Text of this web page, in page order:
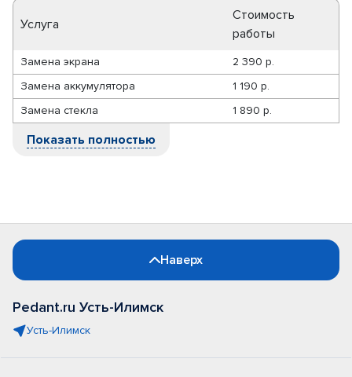
Услуга
Стоимость
работы
Замена экрана
2 390 р.
Замена аккумулятора
1 190 р.
Замена стекла
1 890 р.
Показать полностью
Наверх
Pedant.ru Усть-Илимск
Усть-Илимск